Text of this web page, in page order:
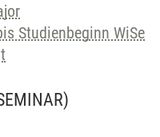
Studienbeginn WiSe